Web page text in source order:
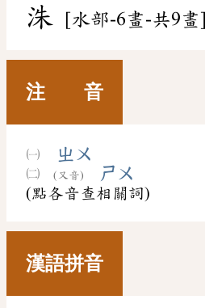
洙 [水部-6畫-共9畫]
注 音
ㄓㄨ
(又音) ㄕㄨ
(點各音查相關詞)
漢語拼音